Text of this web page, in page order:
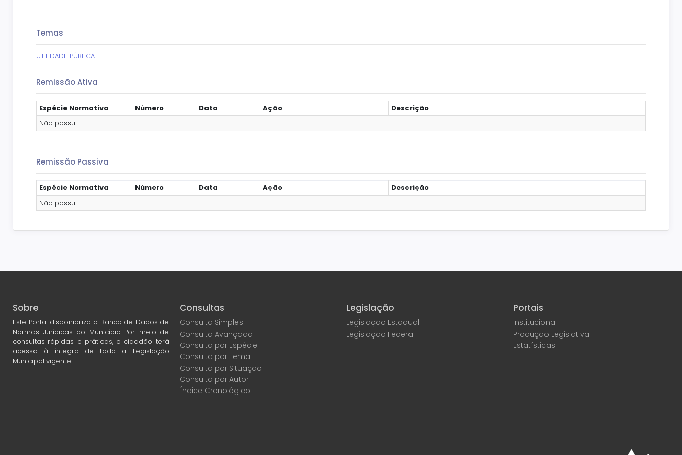
Temas
UTILIDADE PÚBLICA
Remissão Ativa
Espécie Normativa Número Data Ação
Descrição
Não possui
Remissão Passiva
Espécie Normativa Número Data Ação
Descrição
Não possui
Sobre
Este Portal disponibiliza o Banco de Dados de
Normas Jurídicas do Município Por meio de
consultas rápidas e práticas, o cidadão terá
acesso à íntegra de toda a Legislação
Municipal vigente.
Consultas
Consulta Simples
Consulta Avançada
Consulta por Espécie
Consulta por Tema
Consulta por Situação
Consulta por Autor
Índice Cronológico
Legislação
Legislação Estadual
Legislação Federal
Portais
Institucional
Produção Legislativa
Estatísticas